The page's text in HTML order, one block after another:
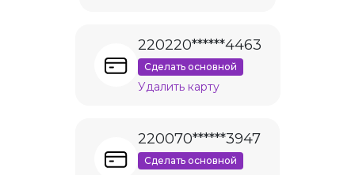
220220******4463
Сделать основной
Удалить карту
220070******3947
Сделать основной